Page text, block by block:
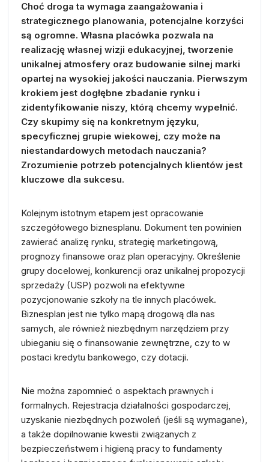
Choć droga ta wymaga zaangażowania i
strategicznego planowania, potencjalne korzyści
są ogromne. Własna placówka pozwala na
realizację własnej wizji edukacyjnej, tworzenie
unikalnej atmosfery oraz budowanie silnej marki
opartej na wysokiej jakości nauczania. Pierwszym
krokiem jest dogłębne zbadanie rynku i
zidentyfikowanie niszy, którą chcemy wypełnić.
Czy skupimy się na konkretnym języku,
specyficznej grupie wiekowej, czy może na
niestandardowych metodach nauczania?
Zrozumienie potrzeb potencjalnych klientów jest
kluczowe dla sukcesu.
Kolejnym istotnym etapem jest opracowanie
szczegółowego biznesplanu. Dokument ten powinien
zawierać analizę rynku, strategię marketingową,
prognozy finansowe oraz plan operacyjny. Określenie
grupy docelowej, konkurencji oraz unikalnej propozycji
sprzedaży (USP) pozwoli na efektywne
pozycjonowanie szkoły na tle innych placówek.
Biznesplan jest nie tylko mapą drogową dla nas
samych, ale również niezbędnym narzędziem przy
ubieganiu się o finansowanie zewnętrzne, czy to w
postaci kredytu bankowego, czy dotacji.
Nie można zapomnieć o aspektach prawnych i
formalnych. Rejestracja działalności gospodarczej,
uzyskanie niezbędnych pozwoleń (jeśli są wymagane),
a także dopilnowanie kwestii związanych z
bezpieczeństwem i higieną pracy to fundamenty